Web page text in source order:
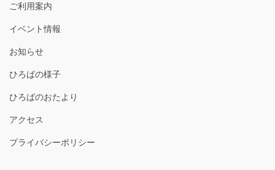
ご利用案内
イベント情報
お知らせ
ひろばの様子
ひろばのおたより
アクセス
プライバシーポリシー